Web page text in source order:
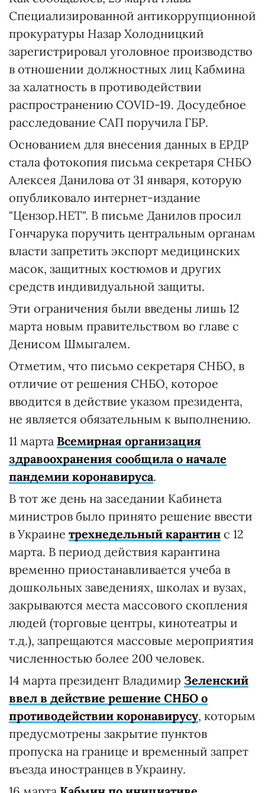
Специализированной антикоррупционной
прокуратуры Назар Холодницкий
зарегистрировал уголовное производство
в отношении должностных лиц Кабмина
за халатность в противодействии
распространению COVID-19. Досудебное
расследование САП поручила ГБР.
Основанием для внесения данных в ЕРДР
стала фотокопия письма секретаря СНБО
Алексея Данилова от 31 января, которую
опубликовало интернет-издание
"Цензор.НЕТ". В письме Данилов просил
Гончарука поручить центральным органам
власти запретить экспорт медицинских
масок, защитных костюмов и других
средств индивидуальной защиты.
Эти ограничения были введены лишь 12
марта новым правительством во главе с
Денисом Шмыгалем.
Отметим, что письмо секретаря СНБО, в
отличие от решения СНБО, которое
вводится в действие указом президента,
не является обязательным к выполнению.
11 марта Всемирная организация
здравоохранения сообщила о начале
пандемии коронавируса.
В тот же день на заседании Кабинета
министров было принято решение ввести
в Украине трехнедельный карантин с 12
марта. В период действия карантина
временно приостанавливается учеба в
дошкольных заведениях, школах и вузах,
закрываются места массового скопления
людей (торговые центры, кинотеатры и
т.д.), запрещаются массовые мероприятия
численностью более 200 человек.
14 марта президент Владимир Зеленский
ввел в действие решение СНБО о
противодействии коронавирусу, которым
предусмотрены закрытие пунктов
пропуска на границе и временный запрет
въезда иностранцев в Украину.